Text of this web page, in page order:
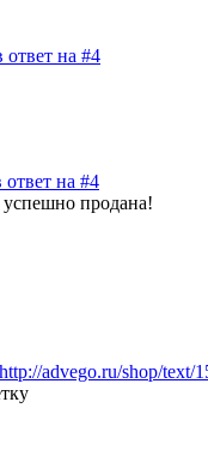
ответ на #4
ответ на #4
продана!
http://advego.ru/shop/text/